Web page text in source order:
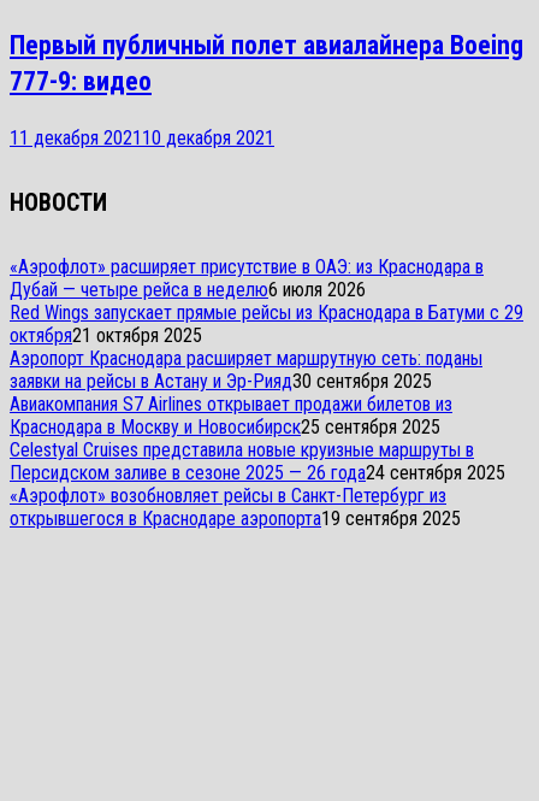
Первый публичный полет авиалайнера Boeing
777-9: видео
11 декабря 202110 декабря 2021
НОВОСТИ
«Аэрофлот» расширяет присутствие в ОАЭ: из Краснодара в
Дубай — четыре рейса в неделю6 июля 2026
Red Wings запускает прямые рейсы из Краснодара в Батуми с 29
октября21 октября 2025
Аэропорт Краснодара расширяет маршрутную сеть: поданы
заявки на рейсы в Астану и Эр-Рияд30 сентября 2025
Авиакомпания S7 Airlines открывает продажи билетов из
Краснодара в Москву и Новосибирск25 сентября 2025
Celestyal Cruises представила новые круизные маршруты в
Персидском заливе в сезоне 2025 — 26 года24 сентября 2025
«Аэрофлот» возобновляет рейсы в Санкт-Петербург из
открывшегося в Краснодаре аэропорта19 сентября 2025